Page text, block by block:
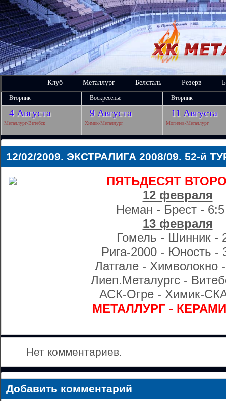
Клуб Металлург Белсталь Резерв
Вторник Воскресенье Вторник
4 Августа 9 Августа 11 Августа
Металлург-Витебск Химик-Металлург Могилев-Металлург
12/02/2009. ЭКСТРАЛИГА 2008/09. 52-й
ПЯТЬДЕСЯТ
12 февраля
Неман - Брест - 6:5
13 февраля
Гомель - Шинник -
Рига-2000 - Юность -
Латгале - Химволокно
Лиеп.Металургс -
АСК-Огре - Химик-
МЕТАЛЛУРГ -
Нет комментариев.
Добавить комментарий